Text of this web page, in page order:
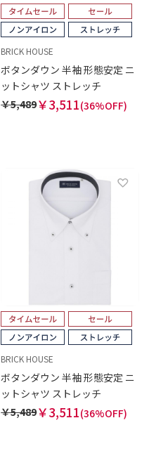
BRICK HOUSE
ボタンダウン 半袖 形態安定 ニ
ットシャツ ストレッチ
￥5,489￥3,511(36%OFF)
BRICK HOUSE
ボタンダウン 半袖 形態安定 ニ
ットシャツ ストレッチ
￥5,489￥3,511(36%OFF)